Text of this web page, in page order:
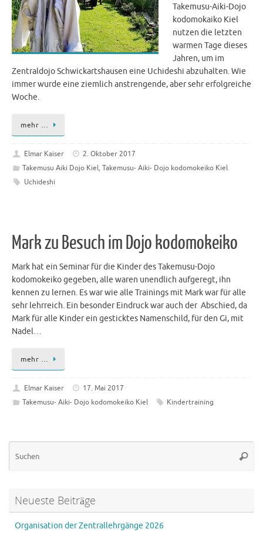
Takemusu-Aiki-Dojo
kodomokaiko Kiel
nutzen die letzten
warmen Tage dieses
Jahren, um im
Zentraldojo Schwickartshausen eine Uchideshi abzuhalten. Wie
immer wurde eine ziemlich anstrengende, aber sehr erfolgreiche
Woche.
mehr …
Elmar Kaiser
2. Oktober 2017
Takemusu Aiki Dojo Kiel, Takemusu- Aiki- Dojo kodomokeiko Kiel
Uchideshi
Mark zu Besuch im Dojo kodomokeiko
Mark hat ein Seminar für die Kinder des Takemusu-Dojo
kodomokeiko gegeben, alle waren unendlich aufgeregt, ihn
kennen zu lernen. Es war wie alle Trainings mit Mark war für alle
sehr lehrreich. Ein besonder Eindruck war auch der Abschied, da
Mark für alle Kinder ein gesticktes Namenschild, für den Gi, mit
Nadel…
mehr …
Elmar Kaiser
17. Mai 2017
Takemusu- Aiki- Dojo kodomokeiko Kiel
Kindertraining
Neueste Beiträge
Organisation der Zentrallehrgänge 2026